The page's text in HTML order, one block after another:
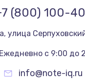
(800) 100-
, улица
Ежедневно с 9:00 до
info@note-iq.ru